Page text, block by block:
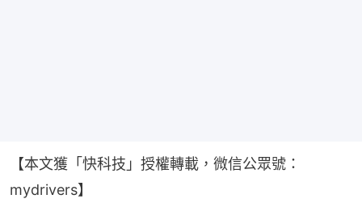
【本文獲「快科技」授權轉載，微信公眾號：
mydrivers】